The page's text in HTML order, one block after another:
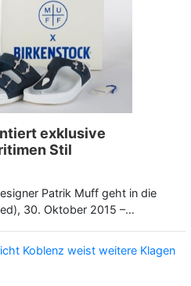
exklusive
Stil
Patrik Muff geht in die
30. Oktober 2015 –…